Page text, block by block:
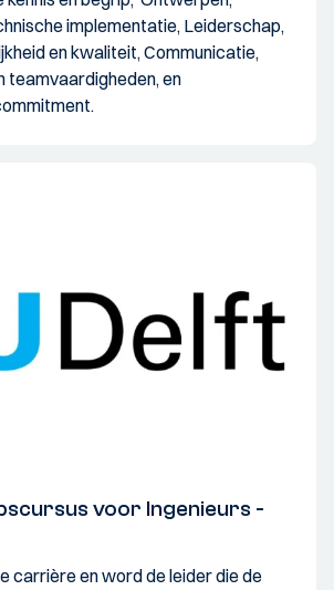
implementatie, Leiderschap,
en kwaliteit, Communicatie,
teamvaardigheden, en
voor Ingenieurs -
carrière en word de leider die de